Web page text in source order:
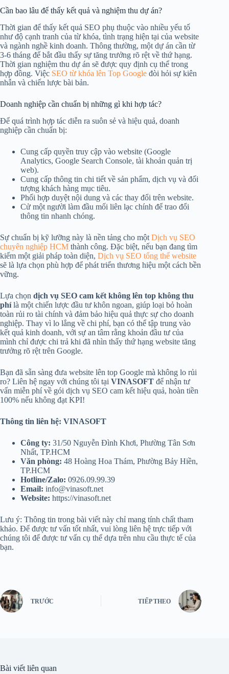
Cần bao lâu để thấy kết quả và nghiệm thu dự án?
Thời gian để thấy kết quả SEO phụ thuộc vào nhiều yếu tố
như độ cạnh tranh của từ khóa, tình trạng hiện tại của website
và ngành nghề kinh doanh. Thông thường, một dự án cần từ
3-6 tháng để bắt đầu thấy sự tăng trưởng rõ rệt về thứ hạng.
Thời gian nghiệm thu dự án sẽ được quy định cụ thể trong
hợp đồng. Việc SEO từ khóa lên Top Google đòi hỏi sự kiên
nhẫn và chiến lược bài bản.
Doanh nghiệp cần chuẩn bị những gì khi hợp tác?
Để quá trình hợp tác diễn ra suôn sẻ và hiệu quả, doanh
nghiệp cần chuẩn bị:
Cung cấp quyền truy cập vào website (Google
Analytics, Google Search Console, tài khoản quản trị
web).
Cung cấp thông tin chi tiết về sản phẩm, dịch vụ và đối
tượng khách hàng mục tiêu.
Phối hợp duyệt nội dung và các thay đổi trên website.
Cử một người làm đầu mối liên lạc chính để trao đổi
thông tin nhanh chóng.
Sự chuẩn bị kỹ lưỡng này là nền tảng cho một Dịch vụ SEO
chuyên nghiệp HCM thành công. Đặc biệt, nếu bạn đang tìm
kiếm một giải pháp toàn diện, Dịch vụ SEO tổng thể website
sẽ là lựa chọn phù hợp để phát triển thương hiệu một cách bền
vững.
Lựa chọn dịch vụ SEO cam kết không lên top không thu
phílà một chiến lược đầu tư khôn ngoan, giúp loại bỏ hoàn
toàn rủi ro tài chính và đảm bảo hiệu quả thực sự cho doanh
nghiệp. Thay vì lo lắng về chi phí, bạn có thể tập trung vào
kết quả kinh doanh, với sự an tâm rằng khoản đầu tư của
mình chỉ được chi trả khi đã nhìn thấy thứ hạng website tăng
trưởng rõ rệt trên Google.
Bạn đã sẵn sàng đưa website lên top Google mà không lo rủi
ro? Liên hệ ngay với chúng tôi tại VINASOFT để nhận tư
vấn miễn phí về gói dịch vụ SEO cam kết hiệu quả, hoàn tiền
100% nếu không đạt KPI!
Thông tin liên hệ: VINASOFT
Công ty: 31/50 Nguyễn Đình Khơi, Phường Tân Sơn
Nhất, TP.HCM
Văn phòng: 48 Hoàng Hoa Thám, Phường Bảy Hiền,
TP.HCM
Hotline/Zalo: 0926.09.99.39
Email: info@vinasoft.net
Website: https://vinasoft.net
Lưu ý: Thông tin trong bài viết này chỉ mang tính chất tham
khảo. Để được tư vấn tốt nhất, vui lòng liên hệ trực tiếp với
chúng tôi để được tư vấn cụ thể dựa trên nhu cầu thực tế của
bạn.
TRƯỚC TIẾP THEO
Bài viết liên quan